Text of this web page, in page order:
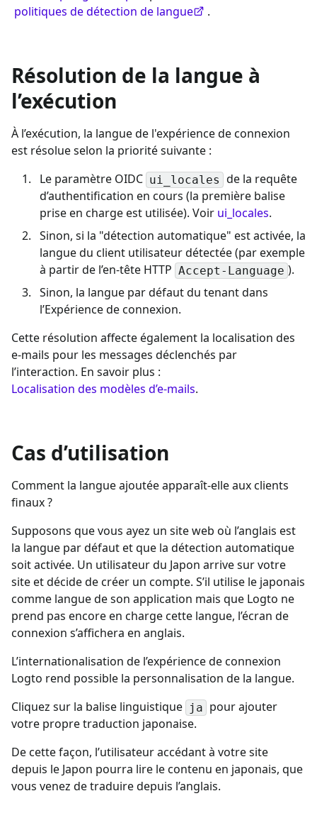
politiques de détection de langue
.
Résolution de la langue à
l’exécution
À l’exécution, la langue de l'expérience de connexion
est résolue selon la priorité suivante :
Le paramètre OIDC ui_locales de la requête
d’authentification en cours (la première balise
prise en charge est utilisée). Voir ui_locales.
Sinon, si la "détection automatique" est activée, la
langue du client utilisateur détectée (par exemple
à partir de l’en-tête HTTP Accept-Language ).
Sinon, la langue par défaut du tenant dans
l’Expérience de connexion.
Cette résolution affecte également la localisation des
e-mails pour les messages déclenchés par
l’interaction. En savoir plus :
Localisation des modèles d’e-mails.
Cas d’utilisation
Comment la langue ajoutée apparaît-elle aux clients
finaux ?
Supposons que vous ayez un site web où l’anglais est
la langue par défaut et que la détection automatique
soit activée. Un utilisateur du Japon arrive sur votre
site et décide de créer un compte. S’il utilise le japonais
comme langue de son application mais que Logto ne
prend pas encore en charge cette langue, l’écran de
connexion s’affichera en anglais.
L’internationalisation de l’expérience de connexion
Logto rend possible la personnalisation de la langue.
Cliquez sur la balise linguistique ja pour ajouter
votre propre traduction japonaise.
De cette façon, l’utilisateur accédant à votre site
depuis le Japon pourra lire le contenu en japonais, que
vous venez de traduire depuis l’anglais.